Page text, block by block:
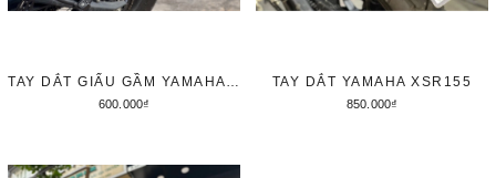
TAY DẮT GIẤU GẦM YAMAHA XSR155 / XS155R
600.000₫
TAY DẮT YAMAHA XSR155
850.000₫